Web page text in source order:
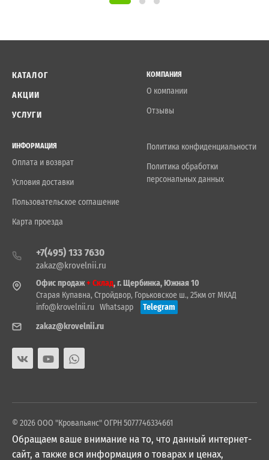
КАТАЛОГ
АКЦИИ
УСЛУГИ
КОМПАНИЯ
О компании
Отзывы
ИНФОРМАЦИЯ
Оплата и возврат
Условия доставки
Пользовательское соглашение
Карта проезда
Политика конфиденциальности
Политика обработки
персональных данных
+7(495) 133 7630
zakaz@krovelnii.ru
Офис продаж+ Склад, г. Щербинка, Южная 10
Старая Купавна, Стройдвор, Горьковское ш., 25км от МКАД
info@krovelnii.ru Whatsapp
Telegram
zakaz@krovelnii.ru
© 2026 ООО "Кровальянс" ОГРН 5077746334661
Обращаем ваше внимание на то, что данный интернет-
сайт, а также вся информация о товарах и ценах,